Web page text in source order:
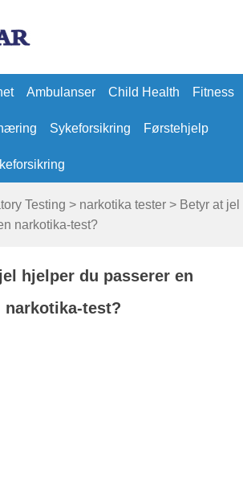
Ambulanser Child Health Fitness
Sykeforsikring Førstehjelp
Testing > narkotika tester > Betyr at jel
narkotika-test?
hjelper du passerer en
narkotika-test?